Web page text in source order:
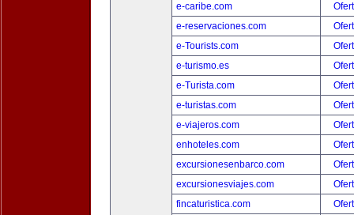
e-caribe.com
e-reservaciones.com
e-Tourists.com
e-turismo.es
e-Turista.com
e-turistas.com
e-viajeros.com
enhoteles.com
excursionesenbarco.com
excursionesviajes.com
fincaturistica.com